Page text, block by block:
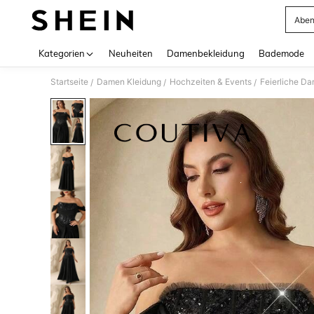
Kategorien Neuheiten Damenbekleidung Bademode
Startseite / Damen Kleidung / Hochzeiten & Events / Feierliche